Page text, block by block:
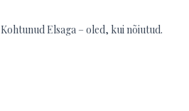
Kohtunud Elsaga – oled, kui nõiutud.